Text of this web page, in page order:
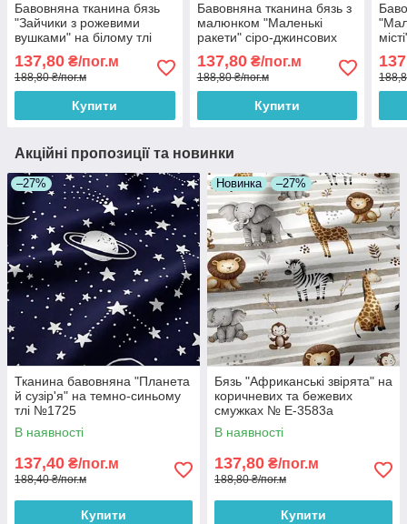
Бавовняна тканина бязь
"Зайчики з рожевими
вушками" на білому тлі
№543
137,80 ₴/пог.м
188,80 ₴/пог.м
Купити
Бавовняна тканина бязь з
малюнком "Маленькі
ракети" сіро-джинсових
тонів на білому тлі
137,80₴/пог.м
188,80 ₴/пог.м
Купити
Акційні пропозиції та новинки
–27%
Тканина бавовняна "Планета
й сузір'я" на темно-синьому
тлі №1725
В наявності
137,40 ₴/пог.м
188,40 ₴/пог.м
Купити
Новинка –27%
Бязь "Африканські звірята" на
коричневих та бежевих
смужках № Е-3583а
В наявності
137,80 ₴/пог.м
188,80 ₴/пог.м
Купити